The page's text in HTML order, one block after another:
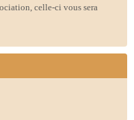
celle-ci vous sera